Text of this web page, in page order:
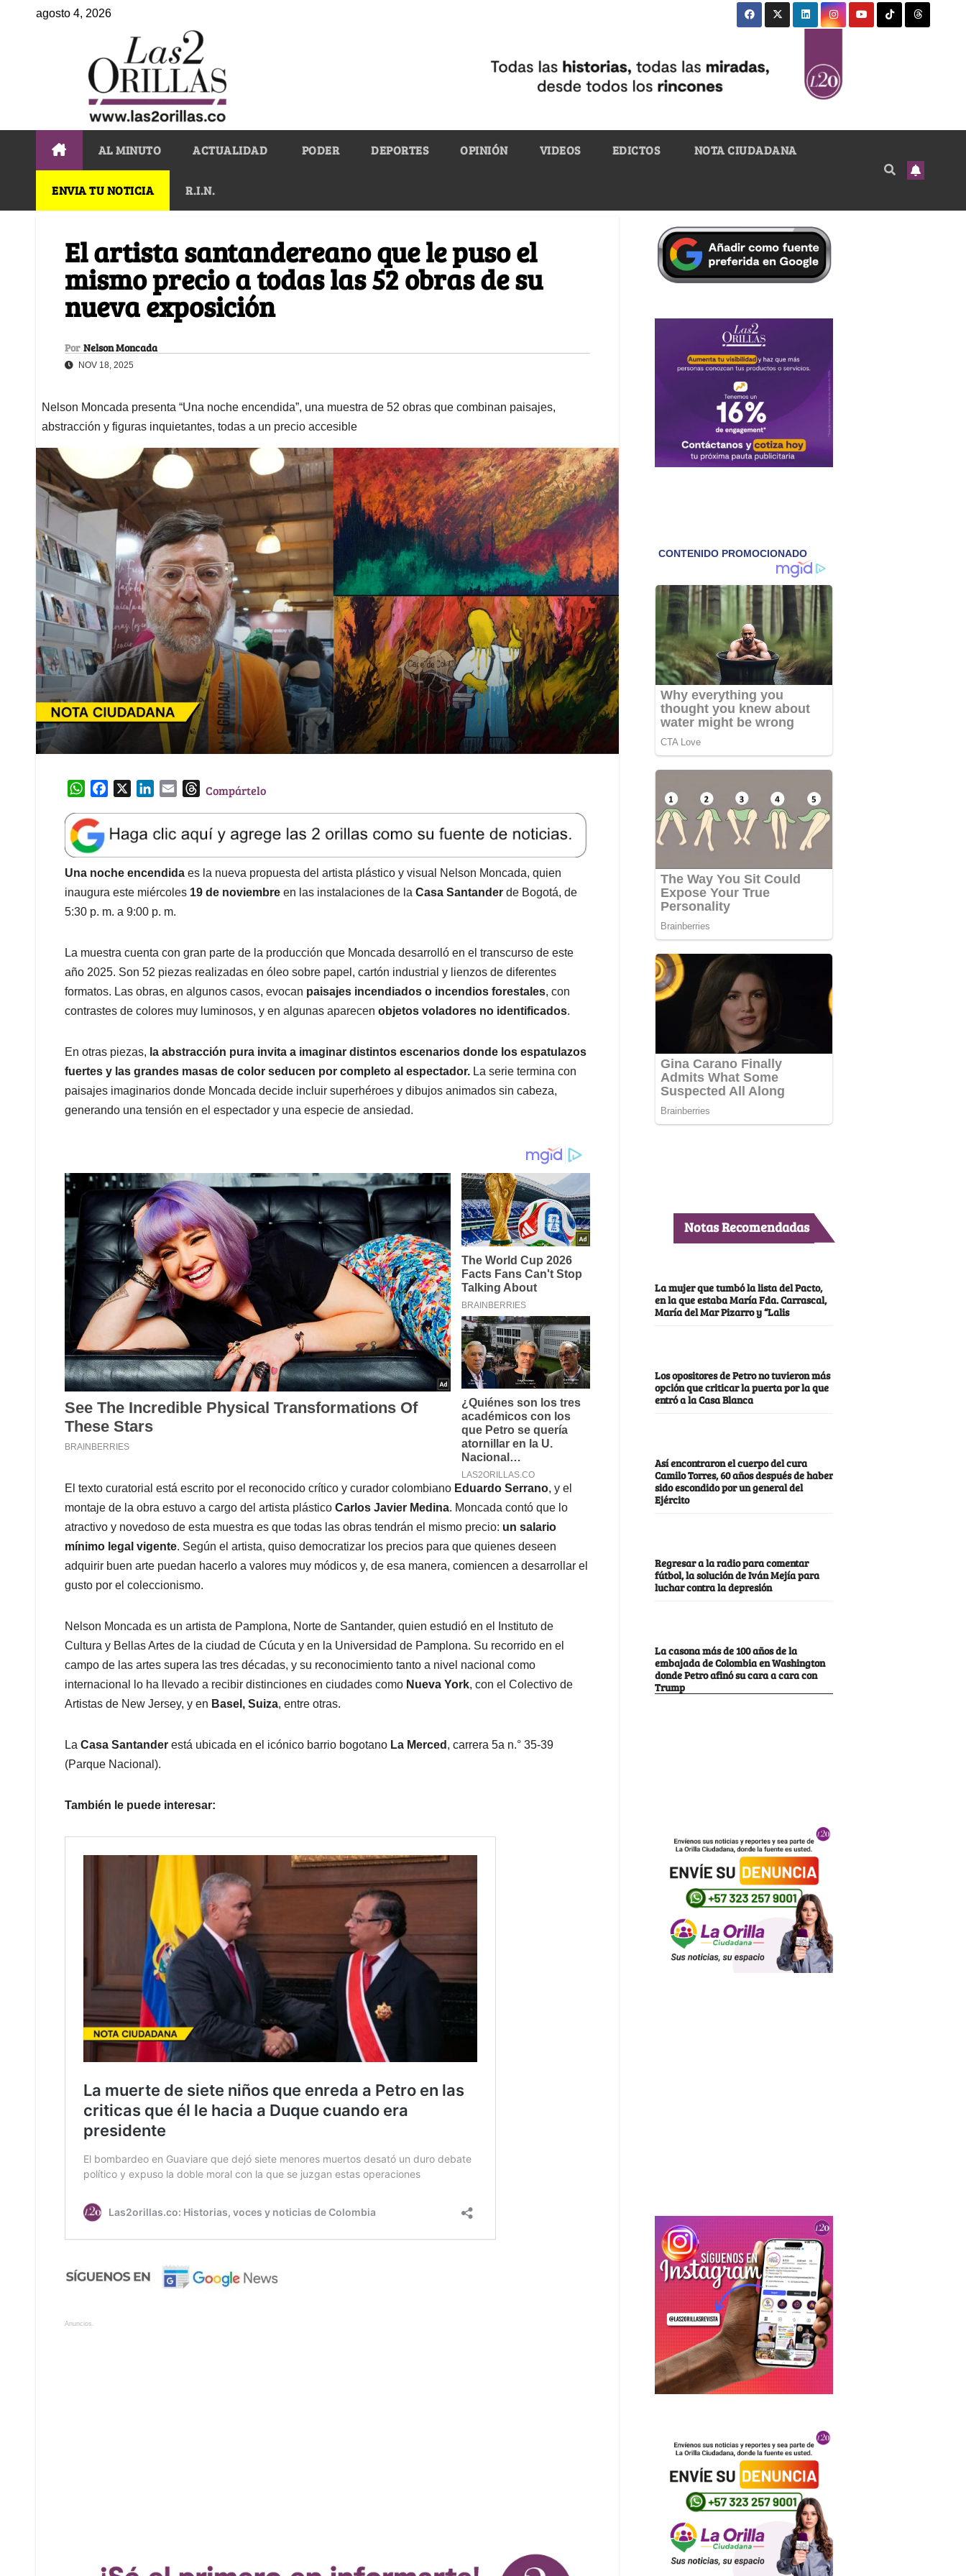
agosto 4, 2026
AL MINUTO ACTUALIDAD PODER DEPORTES OPINIÓN VIDEOS EDICTOS NOTA CIUDADANA
ENVIA TU NOTICIA R.I.N.
El artista santandereano que le puso el
mismo precio a todas las 52 obras de su
nueva exposición
Por Nelson Moncada
NOV 18, 2025
Nelson Moncada presenta “Una noche encendida”, una muestra de 52 obras que combinan paisajes,
abstracción y figuras inquietantes, todas a un precio accesible
W
a
t
s
A
p
p
e
b
o
o
k
k
e
d
I
n
l
T
e
a
d
s
Compártelo
Una noche encendida es la nueva propuesta del artista plástico y visual Nelson Moncada, quien
inaugura este miércoles 19 de noviembre en las instalaciones de la Casa Santander de Bogotá, de
5:30 p. m. a 9:00 p. m.
La muestra cuenta con gran parte de la producción que Moncada desarrolló en el transcurso de este
año 2025. Son 52 piezas realizadas en óleo sobre papel, cartón industrial y lienzos de diferentes
formatos. Las obras, en algunos casos, evocan paisajes incendiados o incendios forestales, con
contrastes de colores muy luminosos, y en algunas aparecen objetos voladores no identificados.
En otras piezas, la abstracción pura invita a imaginar distintos escenarios donde los espatulazos
fuertes y las grandes masas de color seducen por completo al espectador. La serie termina con
paisajes imaginarios donde Moncada decide incluir superhéroes y dibujos animados sin cabeza,
generando una tensión en el espectador y una especie de ansiedad.
El texto curatorial está escrito por el reconocido crítico y curador colombiano Eduardo Serrano, y el
montaje de la obra estuvo a cargo del artista plástico Carlos Javier Medina. Moncada contó que lo
atractivo y novedoso de esta muestra es que todas las obras tendrán el mismo precio: un salario
mínimo legal vigente. Según el artista, quiso democratizar los precios para que quienes deseen
adquirir buen arte puedan hacerlo a valores muy módicos y, de esa manera, comiencen a desarrollar el
gusto por el coleccionismo.
Nelson Moncada es un artista de Pamplona, Norte de Santander, quien estudió en el Instituto de
Cultura y Bellas Artes de la ciudad de Cúcuta y en la Universidad de Pamplona. Su recorrido en el
campo de las artes supera las tres décadas, y su reconocimiento tanto a nivel nacional como
internacional lo ha llevado a recibir distinciones en ciudades como Nueva York, con el Colectivo de
Artistas de New Jersey, y en Basel, Suiza, entre otras.
La Casa Santander está ubicada en el icónico barrio bogotano La Merced , carrera 5a n.° 35-39
(Parque Nacional).
También le puede interesar:
Anuncios.
Notas Recomendadas
La mujer que tumbó la lista del Pacto,
en la que estaba María Fda. Carrascal,
María del Mar Pizarro y “Lalis
Los opositores de Petro no tuvieron más
opción que criticar la puerta por la que
entró a la Casa Blanca
Así encontraron el cuerpo del cura
Camilo Torres, 60 años después de haber
sido escondido por un general del
Ejército
Regresar a la radio para comentar
fútbol, la solución de Iván Mejía para
luchar contra la depresión
La casona más de 100 años de la
embajada de Colombia en Washington
donde Petro afinó su cara a cara con
Trump